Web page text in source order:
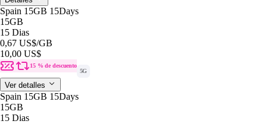
Spain 15GB 15Days
15GB
15 Dias
0,67 US$/GB
10,00 US$
15 % de descuento
5G
Ver detalles
Spain 15GB 15Days
15GB
15 Dias